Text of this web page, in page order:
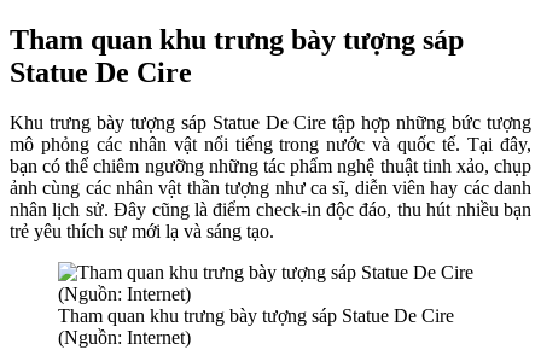
Tham quan khu trưng bày tượng sáp
Statue De Cire
Khu trưng bày tượng sáp Statue De Cire tập hợp những bức tượng
mô phỏng các nhân vật nổi tiếng trong nước và quốc tế. Tại đây,
bạn có thể chiêm ngưỡng những tác phẩm nghệ thuật tinh xảo, chụp
ảnh cùng các nhân vật thần tượng như ca sĩ, diễn viên hay các danh
nhân lịch sử. Đây cũng là điểm check-in độc đáo, thu hút nhiều bạn
trẻ yêu thích sự mới lạ và sáng tạo.
Tham quan khu trưng bày tượng sáp Statue De Cire
(Nguồn: Internet)